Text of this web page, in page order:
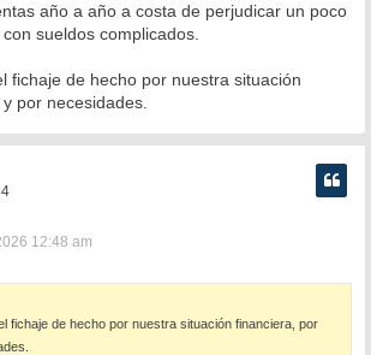
año a año a costa de perjudicar un poco
sueldos complicados.
fichaje de hecho por nuestra situación
por necesidades.
12:48 am
fichaje de hecho por nuestra situación financiera, por